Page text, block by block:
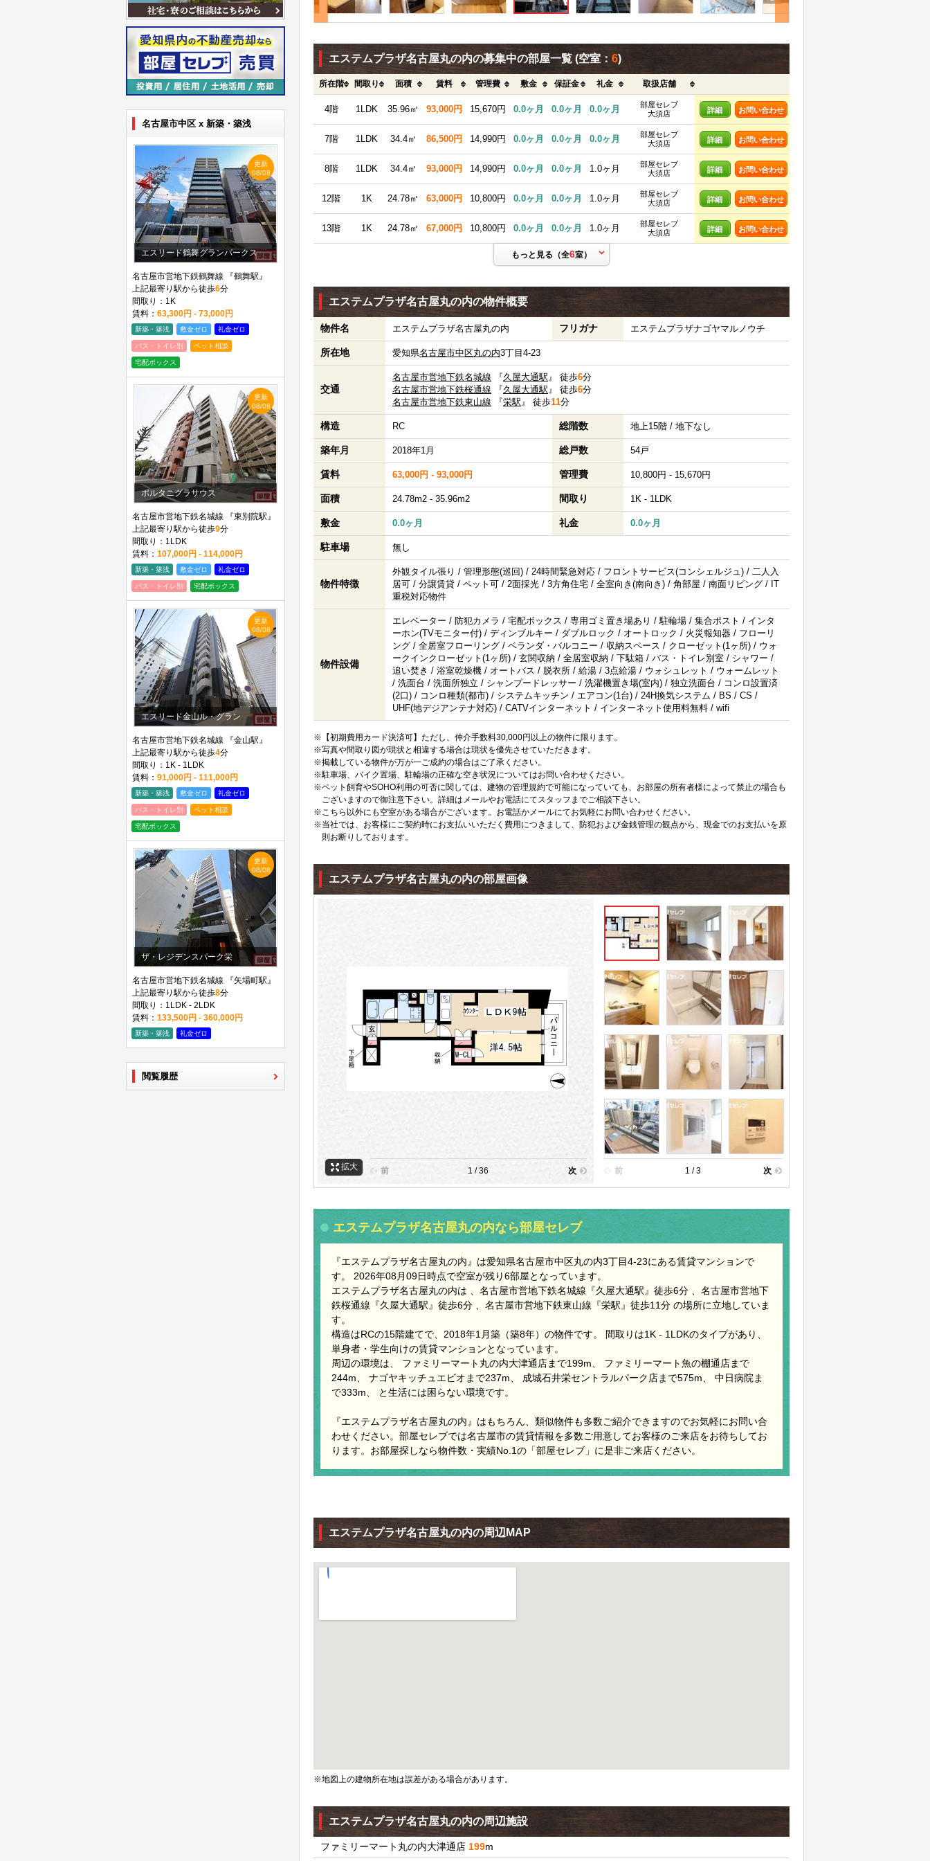
名古屋市中区 x 新築・築浅
更新
08/08
エスリード鶴舞グランパークス
名古屋市営地下鉄鶴舞線 『鶴舞駅』
上記最寄り駅から徒歩6分
間取り：1K
賃料： 63,300円 - 73,000円
新築・築浅 敷金ゼロ 礼金ゼロ
バス・トイレ別 ペット相談
宅配ボックス
更新
08/08
ポルタニグラサウス
名古屋市営地下鉄名城線 『東別院駅』
上記最寄り駅から徒歩9分
間取り：1LDK
賃料： 107,000円 - 114,000円
新築・築浅 敷金ゼロ 礼金ゼロ
バス・トイレ別 宅配ボックス
更新
08/08
エスリード金山ル・グラン
名古屋市営地下鉄名城線 『金山駅』
上記最寄り駅から徒歩4分
間取り：1K - 1LDK
賃料： 91,000円 - 111,000円
新築・築浅 敷金ゼロ 礼金ゼロ
バス・トイレ別 ペット相談
宅配ボックス
更新
08/08
ザ・レジデンスパーク栄
名古屋市営地下鉄名城線 『矢場町駅』
上記最寄り駅から徒歩8分
間取り：1LDK - 2LDK
賃料： 133,500円 - 360,000円
新築・築浅 礼金ゼロ
閲覧履歴
エステムプラザ名古屋丸の内の募集中の部屋一覧(空室： 6)
所在階 間取り 面積 賃料 管理費 敷金 保証金 礼金 取扱店舗
4階 1LDK 35.96㎡ 93,000円 15,670円 0.0ヶ月 0.0ヶ月 0.0ヶ月
部屋セレブ
大須店
詳細 お問い合わせ
7階 1LDK 34.4㎡ 86,500円 14,990円 0.0ヶ月 0.0ヶ月 0.0ヶ月
部屋セレブ
大須店
詳細 お問い合わせ
8階 1LDK 34.4㎡ 93,000円 14,990円 0.0ヶ月 0.0ヶ月 1.0ヶ月
部屋セレブ
大須店
詳細 お問い合わせ
12階 1K 24.78㎡ 63,000円 10,800円 0.0ヶ月 0.0ヶ月 1.0ヶ月
部屋セレブ
大須店
詳細 お問い合わせ
13階 1K 24.78㎡ 67,000円 10,800円 0.0ヶ月 0.0ヶ月 1.0ヶ月
部屋セレブ
大須店
詳細 お問い合わせ
もっと見る（全6室）
エステムプラザ名古屋丸の内の物件概要
物件名 エステムプラザ名古屋丸の内 フリガナ エステムプラザナゴヤマルノウチ
所在地 愛知県名古屋市中区丸の内3丁目4-23
交通
名古屋市営地下鉄名城線 『久屋大通駅』 徒歩6分
名古屋市営地下鉄桜通線 『久屋大通駅』 徒歩6分
名古屋市営地下鉄東山線 『栄駅』 徒歩11分
構造 RC 総階数 地上15階 / 地下なし
築年月 2018年1月 総戸数 54戸
賃料 63,000円 - 93,000円 管理費 10,800円 - 15,670円
面積 24.78m2 - 35.96m2 間取り 1K - 1LDK
敷金 0.0ヶ月 礼金 0.0ヶ月
駐車場 無し
物件特徴
外観タイル張り / 管理形態(巡回) / 24時間緊急対応 / フロントサービス(コンシェルジュ) / 二人入
居可 / 分譲賃貸 / ペット可 / 2面採光 / 3方角住宅 / 全室向き(南向き) / 角部屋 / 南面リビング / IT
重税対応物件
物件設備
エレベーター / 防犯カメラ / 宅配ボックス / 専用ゴミ置き場あり / 駐輪場 / 集合ポスト / インタ
ーホン(TVモニター付) / ディンブルキー / ダブルロック / オートロック / 火災報知器 / フローリ
ング / 全居室フローリング / ベランダ・バルコニー / 収納スペース / クローゼット(1ヶ所) / ウォ
ークインクローゼット(1ヶ所) / 玄関収納 / 全居室収納 / 下駄箱 / バス・トイレ別室 / シャワー /
追い焚き / 浴室乾燥機 / オートバス / 脱衣所 / 給湯 / 3点給湯 / ウォシュレット / ウォームレット
/ 洗面台 / 洗面所独立 / シャンプードレッサー / 洗濯機置き場(室内) / 独立洗面台 / コンロ設置済
(2口) / コンロ種類(都市) / システムキッチン / エアコン(1台) / 24H換気システム / BS / CS /
UHF(地デジアンテナ対応) / CATVインターネット / インターネット使用料無料 / wifi
※【初期費用カード決済可】ただし、仲介手数料30,000円以上の物件に限ります。
※写真や間取り図が現状と相違する場合は現状を優先させていただきます。
※掲載している物件が万が一ご成約の場合はご了承ください。
※駐車場、バイク置場、駐輪場の正確な空き状況についてはお問い合わせください。
※ペット飼育やSOHO利用の可否に関しては、建物の管理規約で可能になっていても、お部屋の所有者様によって禁止の場合も
ございますので御注意下さい。詳細はメールやお電話にてスタッフまでご相談下さい。
※こちら以外にも空室がある場合がございます。お電話かメールにてお気軽にお問い合わせください。
※当社では、お客様にご契約時にお支払いいただく費用につきまして、防犯および金銭管理の観点から、現金でのお支払いを原
則お断りしております。
エステムプラザ名古屋丸の内の部屋画像
拡大 前 1 / 36 次 前 1 / 3 次
エステムプラザ名古屋丸の内なら部屋セレブ
『エステムプラザ名古屋丸の内』は愛知県名古屋市中区丸の内3丁目4-23にある賃貸マンションで
す。 2026年08月09日時点で空室が残り6部屋となっています。
エステムプラザ名古屋丸の内は 、名古屋市営地下鉄名城線『久屋大通駅』徒歩6分 、名古屋市営地下
鉄桜通線『久屋大通駅』徒歩6分 、名古屋市営地下鉄東山線『栄駅』徒歩11分 の場所に立地していま
す。
構造はRCの15階建てで、2018年1月築（築8年）の物件です。 間取りは1K - 1LDKのタイプがあり、
単身者・学生向けの賃貸マンションとなっています。
周辺の環境は、 ファミリーマート丸の内大津通店まで199m、 ファミリーマート魚の棚通店まで
244m、 ナゴヤキッチュエビオまで237m、 成城石井栄セントラルパーク店まで575m、 中日病院ま
で333m、 と生活には困らない環境です。
『エステムプラザ名古屋丸の内』はもちろん、類似物件も多数ご紹介できますのでお気軽にお問い合
わせください。部屋セレブでは名古屋市の賃貸情報を多数ご用意してお客様のご来店をお待ちしてお
ります。お部屋探しなら物件数・実績No.1の「部屋セレブ」に是非ご来店ください。
エステムプラザ名古屋丸の内の周辺MAP
※地図上の建物所在地は誤差がある場合があります。
エステムプラザ名古屋丸の内の周辺施設
ファミリーマート丸の内大津通店 199m